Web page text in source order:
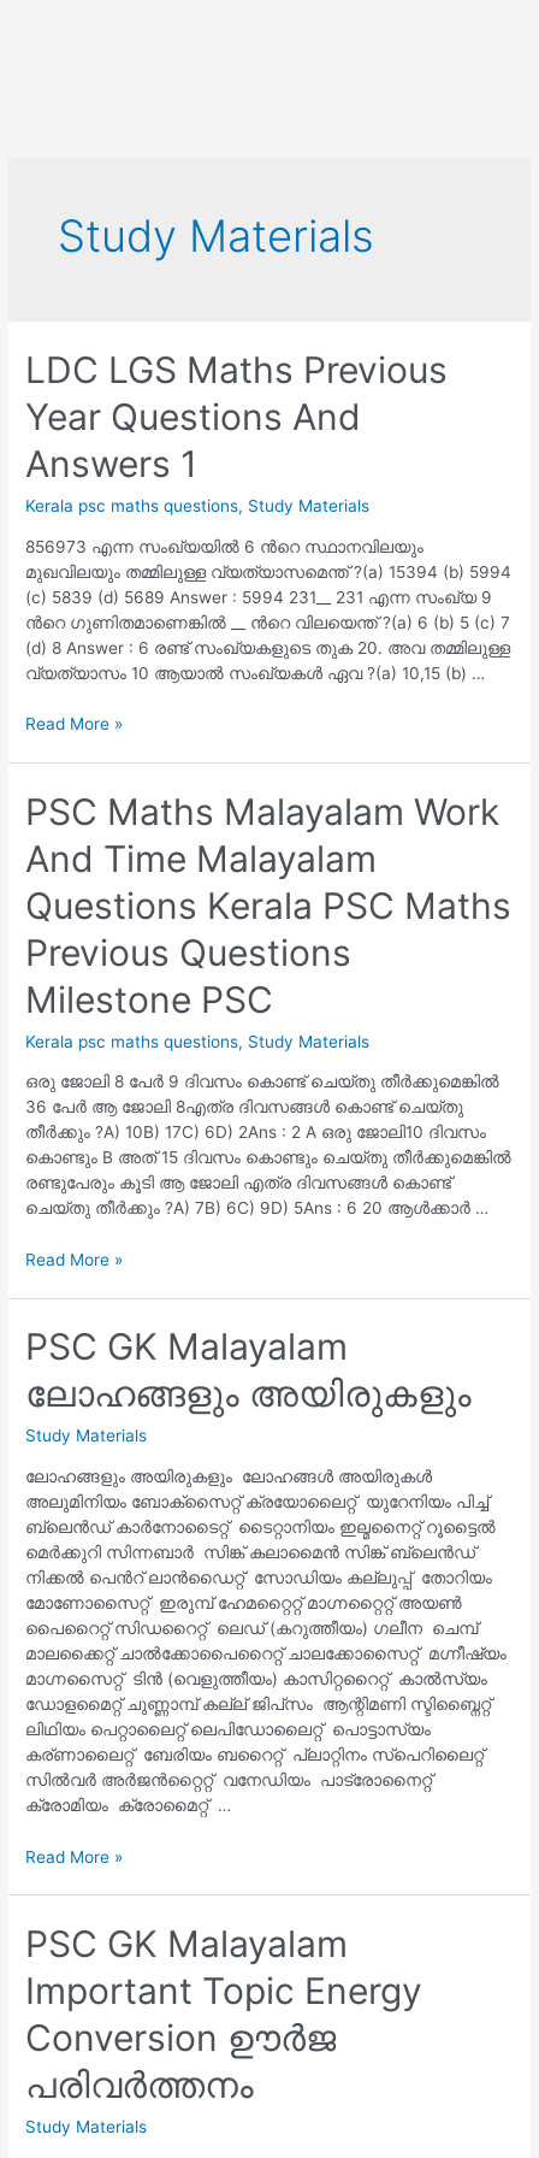
Study Materials
LDC LGS Maths Previous
Year Questions And
Answers 1
Kerala psc maths questions, Study Materials
856973 എന്ന സംഖ്യയിൽ 6 ൻറെ സ്ഥാനവിലയും
മുഖവിലയും തമ്മിലുള്ള വ്യത്യാസമെന്ത് ?(a) 15394 (b) 5994
(c) 5839 (d) 5689 Answer : 5994 231__ 231 എന്ന സംഖ്യ 9
ൻറെ ഗുണിതമാണെങ്കിൽ __ ൻറെ വിലയെന്ത് ?(a) 6 (b) 5 (c) 7
(d) 8 Answer : 6 രണ്ട് സംഖ്യകളുടെ തുക 20. അവ തമ്മിലുള്ള
വ്യത്യാസം 10 ആയാൽ സംഖ്യകൾ ഏവ ?(a) 10,15 (b) …
LDC
Previous
Year
Questions
And
Answers
Read More »
PSC Maths Malayalam Work
And Time Malayalam
Questions Kerala PSC Maths
Previous Questions
Milestone PSC
Kerala psc maths questions, Study Materials
ഒരു ജോലി 8 പേർ 9 ദിവസം കൊണ്ട് ചെയ്‌തു തീർക്കുമെങ്കിൽ
36 പേർ ആ ജോലി 8എത്ര ദിവസങ്ങൾ കൊണ്ട് ചെയ്‌തു
തീർക്കും ?A) 10B) 17C) 6D) 2Ans : 2 A ഒരു ജോലി10 ദിവസം
കൊണ്ടും B അത് 15 ദിവസം കൊണ്ടും ചെയ്‌തു തീർക്കുമെങ്കിൽ
രണ്ടുപേരും കൂടി ആ ജോലി എത്ര ദിവസങ്ങൾ കൊണ്ട്
ചെയ്‌തു തീർക്കും ?A) 7B) 6C) 9D) 5Ans : 6 20 ആൾക്കാർ …
PSC
Work
And
Time
Malayalam
Questions
PSC
Maths
Previous
Questions
Milestone
PSC
Read More »
PSC GK Malayalam
ലോഹങ്ങളും അയിരുകളും
Study Materials
ലോഹങ്ങളും അയിരുകളും ലോഹങ്ങൾ അയിരുകൾ
അലുമിനിയം ബോക്സൈറ്റ് ക്രയോലൈറ്റ് യുറേനിയം പിച്ച്
ബ്ലെൻഡ് കാർനോടൈറ്റ്‌ ടൈറ്റാനിയം ഇല്മനൈറ്റ് റൂട്ടൈൽ
മെർക്കുറി സിന്നബാർ സിങ്ക് കലാമൈൻ സിങ്ക് ബ്ലെൻഡ്
നിക്കൽ പെൻറ് ലാൻഡൈറ്റ് സോഡിയം കല്ലുപ്പ് തോറിയം
മോണോസൈറ്റ് ഇരുമ്പ് ഹേമറ്റൈറ്റ് മാഗ്നറ്റൈറ്റ് അയൺ
പൈറൈറ്റ് സിഡറൈറ്റ് ലെഡ് (കറുത്തീയം) ഗലീന ചെമ്പ്
മാലക്കൈറ്റ് ചാൽക്കോപൈറൈറ്റ് ചാലക്കോസൈറ്റ് മഗ്നീഷ്യം
മാഗ്നസൈറ്റ് ടിൻ (വെളുത്തീയം) കാസിറ്ററൈറ്റ് കാൽസ്യം
ഡോളമൈറ്റ് ചുണ്ണാമ്പ് കല്ല് ജിപ്‌സം ആന്റിമണി സ്ടിബ്നൈറ്റ്
ലിഥിയം പെറ്റാലൈറ്റ് ലെപിഡോലൈറ്റ് പൊട്ടാസ്യം
കര്ണാലൈറ്റ് ബേരിയം ബറൈറ്റ് പ്ലാറ്റിനം സ്പെറിലൈറ്റ്
സിൽവർ അർജൻറ്റൈറ്റ് വനേഡിയം പാട്രോനൈറ്റ്
ക്രോമിയം ക്രോമൈറ്റ് …
PSC
ലോഹങ്ങളും
അയിരുകളും
Read More »
PSC GK Malayalam
Important Topic Energy
Conversion ഊർജ
പരിവർത്തനം
Study Materials